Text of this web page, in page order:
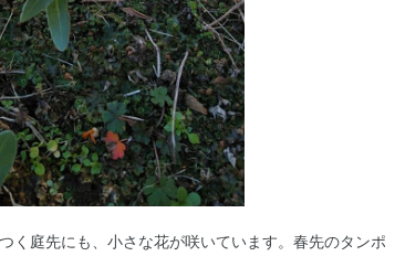
く庭先にも、小さな花が咲いています。春先のタンポ